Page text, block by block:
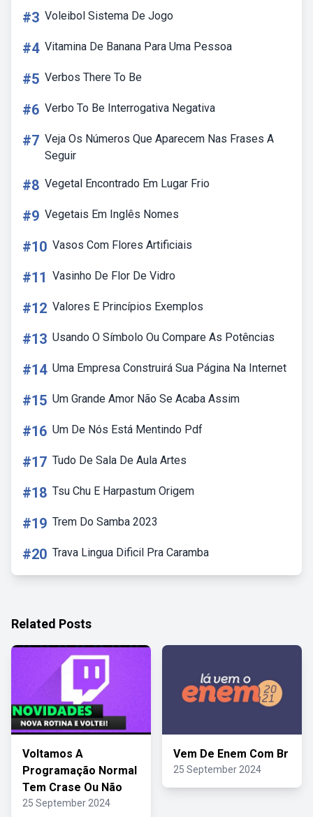
#3 Voleibol Sistema De Jogo
#4 Vitamina De Banana Para Uma Pessoa
#5 Verbos There To Be
#6 Verbo To Be Interrogativa Negativa
#7 Veja Os Números Que Aparecem Nas Frases A
Seguir
#8 Vegetal Encontrado Em Lugar Frio
#9 Vegetais Em Inglês Nomes
#10 Vasos Com Flores Artificiais
#11 Vasinho De Flor De Vidro
#12 Valores E Princípios Exemplos
#13 Usando O Símbolo Ou Compare As Potências
#14 Uma Empresa Construirá Sua Página Na Internet
#15 Um Grande Amor Não Se Acaba Assim
#16 Um De Nós Está Mentindo Pdf
#17 Tudo De Sala De Aula Artes
#18 Tsu Chu E Harpastum Origem
#19 Trem Do Samba 2023
#20 Trava Lingua Dificil Pra Caramba
Related Posts
Voltamos A
Programação Normal
Tem Crase Ou Não
25 September 2024
Vem De Enem Com Br
25 September 2024